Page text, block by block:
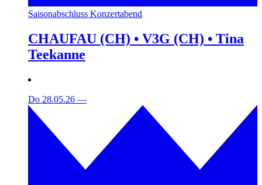
Saisonabschluss Konzertabend
CHAUFAU (CH) • V3G (CH) • Tina
Teekanne
Do 28.05.26 —